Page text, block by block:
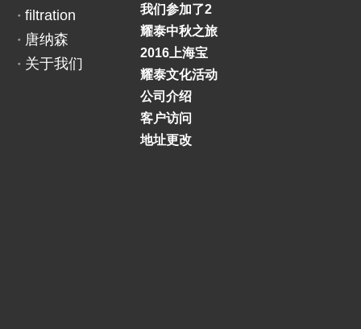
上一条:
filtration
唐纳森
关于我们
我们参加了2018印度BAUMA展览会
耀泰中秋之旅
2016上海宝马展
耀泰文化活动
公司介绍
客户访问
地址更改